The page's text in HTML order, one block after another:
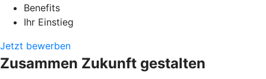
Benefits
Ihr Einstieg
Jetzt bewerben
Zusammen Zukunft gestalten